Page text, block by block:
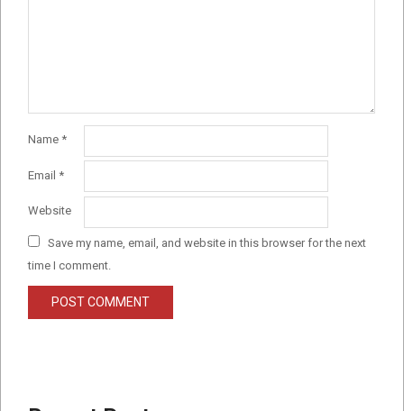
Name *
Email *
Website
Save my name, email, and website in this browser for the next
time I comment.